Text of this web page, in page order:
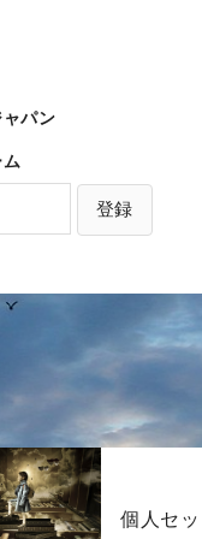
パン
個人セ